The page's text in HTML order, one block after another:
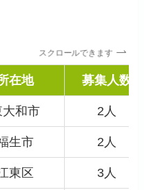
スクロールできます
在地 募集人数
大和市 2人
生市 2人
東区 3人